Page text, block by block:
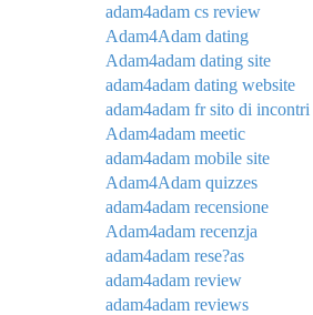
adam4adam cs review
Adam4Adam dating
Adam4adam dating site
adam4adam dating website
adam4adam fr sito di incontri
Adam4adam meetic
adam4adam mobile site
Adam4Adam quizzes
adam4adam recensione
Adam4adam recenzja
adam4adam rese?as
adam4adam review
adam4adam reviews